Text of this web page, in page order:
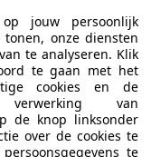
jouw persoonlijk
onze diensten
te analyseren. Klik
te gaan met het
cookies en de
verwerking van
de knop linksonder
over de cookies te
te